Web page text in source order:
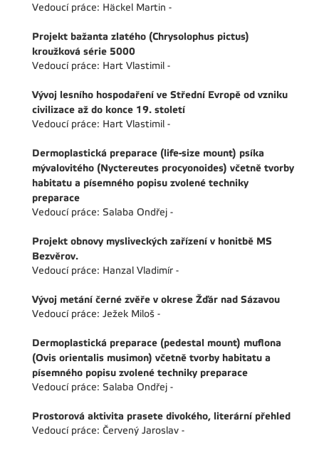
Vedoucí práce: Häckel Martin -
Projekt bažanta zlatého (Chrysolophus pictus)
kroužková série 5000
Vedoucí práce: Hart Vlastimil -
Vývoj lesního hospodaření ve Střední Evropě od vzniku
civilizace až do konce 19. století
Vedoucí práce: Hart Vlastimil -
Dermoplastická preparace (life-size mount) psíka
mývalovitého (Nyctereutes procyonoides) včetně tvorby
habitatu a písemného popisu zvolené techniky
preparace
Vedoucí práce: Salaba Ondřej -
Projekt obnovy mysliveckých zařízení v honitbě MS
Bezvěrov.
Vedoucí práce: Hanzal Vladimír -
Vývoj metání černé zvěře v okrese Žďár nad Sázavou
Vedoucí práce: Ježek Miloš -
Dermoplastická preparace (pedestal mount) muflona
(Ovis orientalis musimon) včetně tvorby habitatu a
písemného popisu zvolené techniky preparace
Vedoucí práce: Salaba Ondřej -
Prostorová aktivita prasete divokého, literární přehled
Vedoucí práce: Červený Jaroslav -